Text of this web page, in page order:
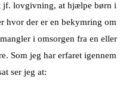
jf. lovgivning, at hjælpe børn i
hvor der er en bekymring om
i omsorgen fra en eller
Som jeg har erfaret igennem
ser jeg at: